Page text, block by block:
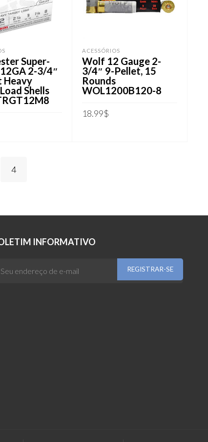
Super-
2-3/4″
Heavy
Shells
ACESSÓRIOS
Wolf 12 Gauge 2-
3/4″ 9-Pellet, 15
Rounds
WOL1200B120-8
18.99$
4
INFORMATIVO